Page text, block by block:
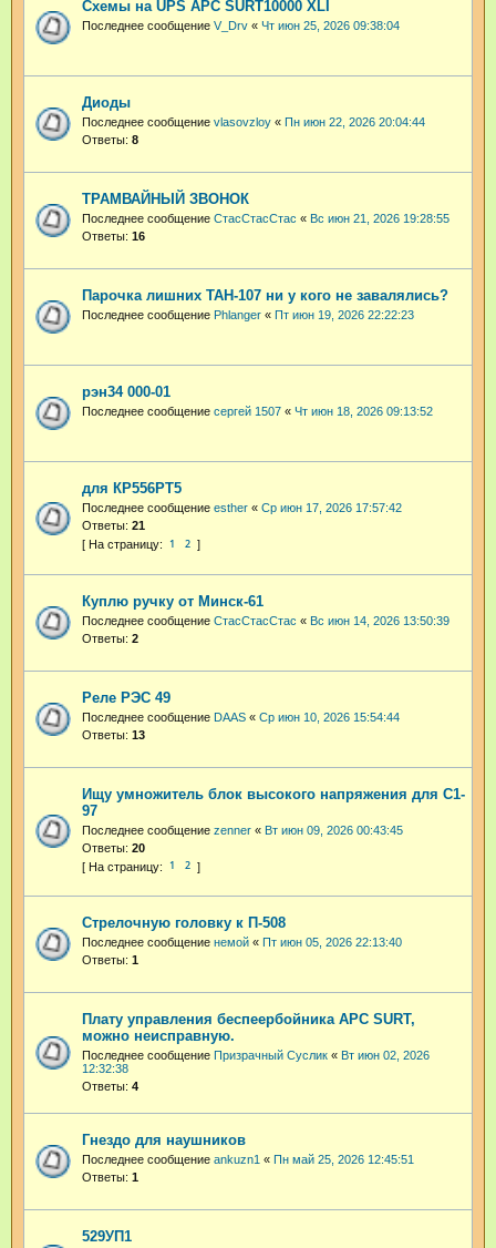
Схемы на UPS APC SURT10000 XLI
Последнее сообщение V_Drv « Чт июн 25, 2026 09:38:04
Диоды
Последнее сообщение vlasovzloy « Пн июн 22, 2026 20:04:44
Ответы: 8
ТРАМВАЙНЫЙ ЗВОНОК
Последнее сообщение СтасСтасСтас « Вс июн 21, 2026 19:28:55
Ответы: 16
Парочка лишних ТАН-107 ни у кого не завалялись?
Последнее сообщение Phlanger « Пт июн 19, 2026 22:22:23
рэн34 000-01
Последнее сообщение сергей 1507 « Чт июн 18, 2026 09:13:52
для КР556РТ5
Последнее сообщение esther « Ср июн 17, 2026 17:57:42
Ответы: 21
1 2
Куплю ручку от Минск-61
Последнее сообщение СтасСтасСтас « Вс июн 14, 2026 13:50:39
Ответы: 2
Реле РЭС 49
Последнее сообщение DAAS « Ср июн 10, 2026 15:54:44
Ответы: 13
Ищу умножитель блок высокого напряжения для С1-
97
Последнее сообщение zenner « Вт июн 09, 2026 00:43:45
Ответы: 20
1 2
Стрелочную головку к П-508
Последнее сообщение немой « Пт июн 05, 2026 22:13:40
Ответы: 1
Плату управления беспеербойника APC SURT,
можно неисправную.
Последнее сообщение Призрачный Суслик « Вт июн 02, 2026
12:32:38
Ответы: 4
Гнездо для наушников
Последнее сообщение ankuzn1 « Пн май 25, 2026 12:45:51
Ответы: 1
529УП1